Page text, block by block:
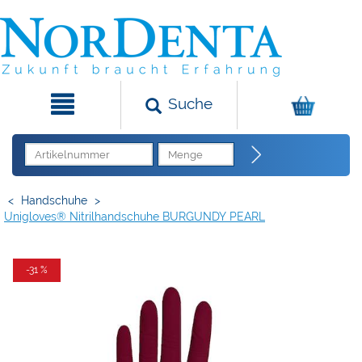
Suche
< Handschuhe >
Unigloves® Nitrilhandschuhe BURGUNDY PEARL
-31 %